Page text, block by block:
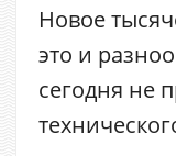
Новое
это и
сегодня не